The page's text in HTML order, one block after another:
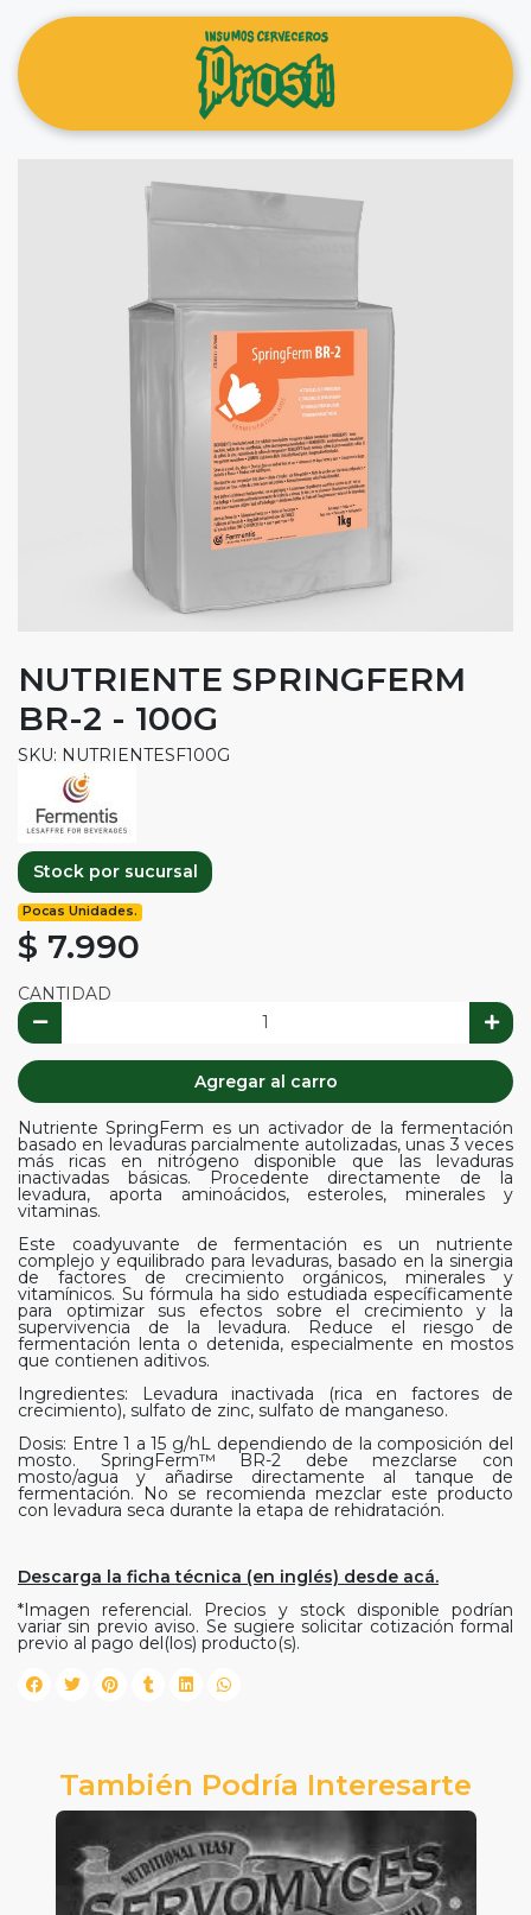
NUTRIENTE SPRINGFERM
BR-2 - 100G
SKU: NUTRIENTESF100G
Stock por sucursal
Pocas Unidades.
$ 7.990
CANTIDAD
Agregar al carro
Nutriente SpringFerm es un activador de la fermentación
basado en levaduras parcialmente autolizadas, unas 3 veces
más ricas en nitrógeno disponible que las levaduras
inactivadas básicas. Procedente directamente de la
levadura, aporta aminoácidos, esteroles, minerales y
vitaminas.
Este coadyuvante de fermentación es un nutriente
complejo y equilibrado para levaduras, basado en la sinergia
de factores de crecimiento orgánicos, minerales y
vitamínicos. Su fórmula ha sido estudiada específicamente
para optimizar sus efectos sobre el crecimiento y la
supervivencia de la levadura. Reduce el riesgo de
fermentación lenta o detenida, especialmente en mostos
que contienen aditivos.
Ingredientes: Levadura inactivada (rica en factores de
crecimiento), sulfato de zinc, sulfato de manganeso.
Dosis: Entre 1 a 15 g/hL dependiendo de la composición del
mosto. SpringFerm™ BR-2 debe mezclarse con
mosto/agua y añadirse directamente al tanque de
fermentación. No se recomienda mezclar este producto
con levadura seca durante la etapa de rehidratación.
Descarga la ficha técnica (en inglés) desde acá.
*Imagen referencial. Precios y stock disponible podrían
variar sin previo aviso. Se sugiere solicitar cotización formal
previo al pago del(los) producto(s).
También Podría Interesarte